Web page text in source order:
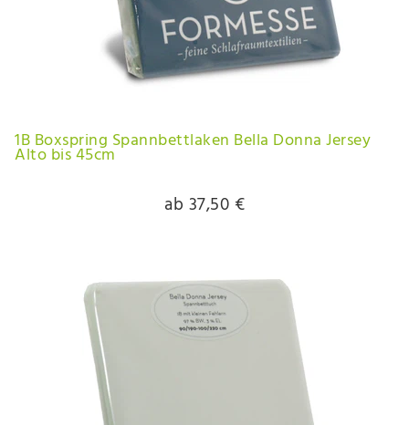
1B Boxspring Spannbettlaken Bella Donna Jersey
Alto bis 45cm
ab 37,50 €